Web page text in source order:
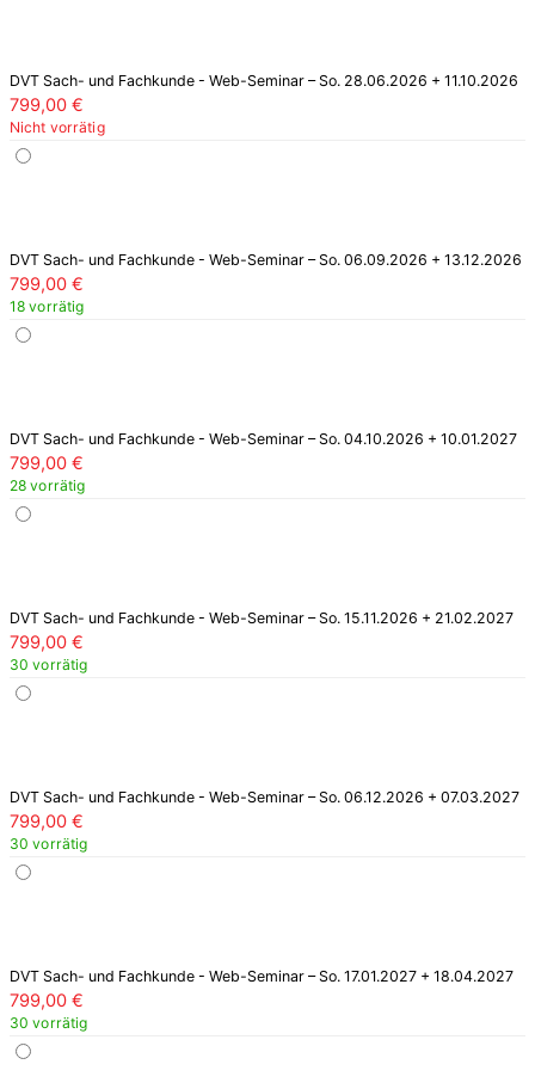
DVT Sach- und Fachkunde - Web-Seminar – So. 28.06.2026 + 11.10.2026
799,00 €
Nicht vorrätig
DVT Sach- und Fachkunde - Web-Seminar – So. 06.09.2026 + 13.12.2026
799,00 €
18 vorrätig
DVT Sach- und Fachkunde - Web-Seminar – So. 04.10.2026 + 10.01.2027
799,00 €
28 vorrätig
DVT Sach- und Fachkunde - Web-Seminar – So. 15.11.2026 + 21.02.2027
799,00 €
30 vorrätig
DVT Sach- und Fachkunde - Web-Seminar – So. 06.12.2026 + 07.03.2027
799,00 €
30 vorrätig
DVT Sach- und Fachkunde - Web-Seminar – So. 17.01.2027 + 18.04.2027
799,00 €
30 vorrätig